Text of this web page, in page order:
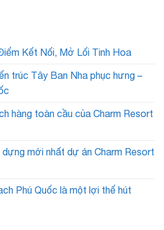
Kết Nối, Mở Lối Tinh Hoa
trúc Tây Ban Nha phục hưng –
hàng toàn cầu của Charm Resort
mới nhất dự án Charm Resort
Phú Quốc là một lợi thế hút